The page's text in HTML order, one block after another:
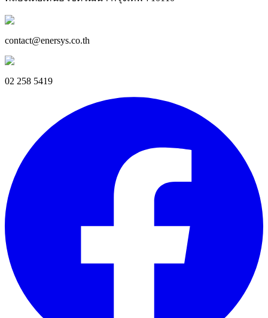
contact@enersys.co.th
02 258 5419